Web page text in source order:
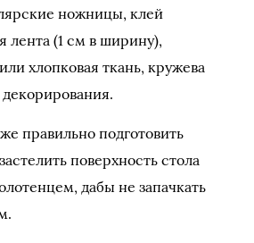
ножницы, клей
лента (1 см в ширину),
хлопковая ткань, кружева
правильно подготовить
поверхность стола
дабы не запачкать